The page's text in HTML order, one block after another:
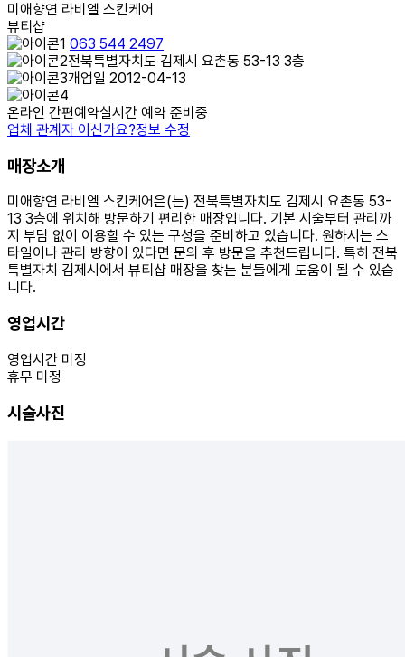
미애향연 라비엘 스킨케어
뷰티샵
063 544 2497
전북특별자치도 김제시 요촌동 53-13 3층
개업일 2012-04-13
온라인 간편예약실시간 예약 준비중
업체 관계자 이신가요?정보 수정
매장소개
미애향연 라비엘 스킨케어은(는) 전북특별자치도 김제시 요촌동 53-
13 3층에 위치해 방문하기 편리한 매장입니다. 기본 시술부터 관리까
지 부담 없이 이용할 수 있는 구성을 준비하고 있습니다. 원하시는 스
타일이나 관리 방향이 있다면 문의 후 방문을 추천드립니다. 특히 전북
특별자치 김제시에서 뷰티샵 매장을 찾는 분들에게 도움이 될 수 있습
니다.
영업시간
영업시간 미정
휴무 미정
시술사진